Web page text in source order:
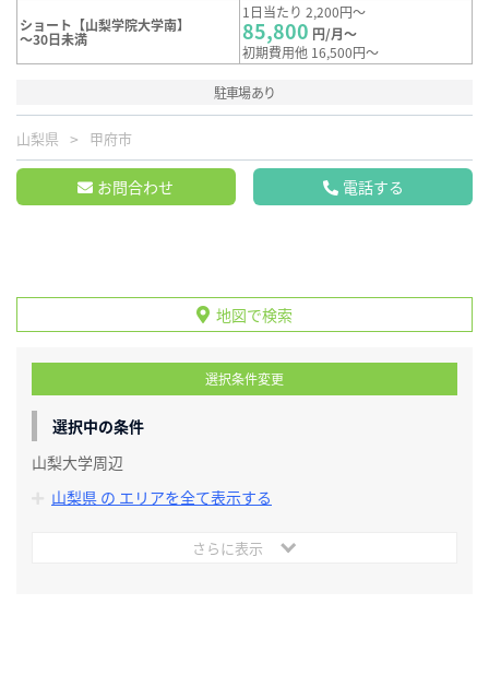
ショート【山梨学院大学南】
～30日未満
1日当たり 2,200円～
85,800 円/月～
初期費用他 16,500円～
駐車場あり
山梨県 甲府市
お問合わせ 電話する
地図で検索
選択条件変更
選択中の条件
山梨大学周辺
山梨県 の エリアを全て表示する
さらに表示